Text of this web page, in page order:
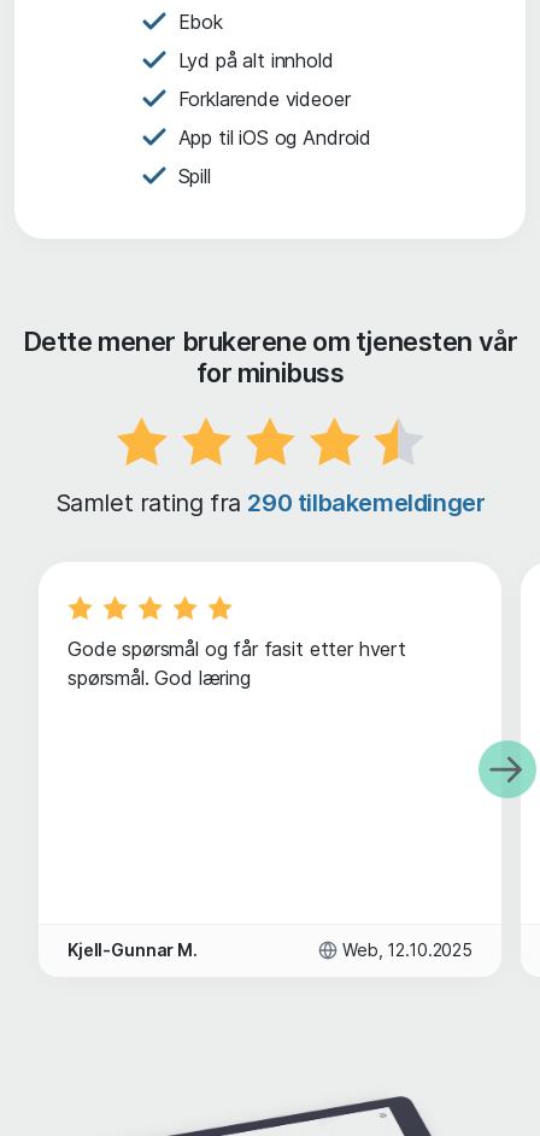
Ebok
Lyd på alt innhold
Forklarende videoer
App til iOS og Android
Spill
Dette mener brukerene om tjenesten vår
for minibuss
Samlet rating fra 290 tilbakemeldinger
Gode spørsmål og får fasit etter hvert
spørsmål. God læring
Kjell-Gunnar M. Web, 12.10.2025